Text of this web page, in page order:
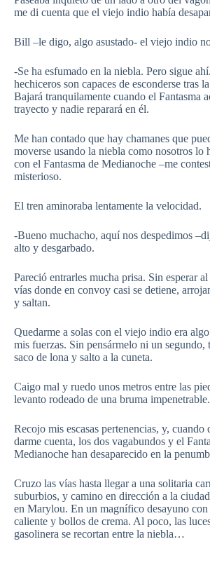
me di cuenta que el viejo indio había
Bill –le digo, algo asustado- el viejo indio
-Se ha esfumado en la niebla. Pero sigue
hechiceros son capaces de esconderse tras
Bajará tranquilamente cuando el Fantasma
trayecto y nadie reparará en él.
Me han contado que hay chamanes que
moverse usando la niebla como nosotros lo
con el Fantasma de Medianoche –me
misterioso.
El tren aminoraba lentamente la velocidad.
-Bueno muchacho, aquí nos despedimos
alto y desgarbado.
Pareció entrarles mucha prisa. Sin esperar
vías donde en convoy casi se detiene,
y saltan.
Quedarme a solas con el viejo indio era
mis fuerzas. Sin pensármelo ni un
saco de lona y salto a la cuneta.
Caigo mal y ruedo unos metros entre las
levanto rodeado de una bruma impenetrable.
Recojo mis escasas pertenencias, y, cuando
darme cuenta, los dos vagabundos y el
Medianoche han desaparecido en la
Cruzo las vías hasta llegar a una solitaria
suburbios, y camino en dirección a la
en Marylou. En un magnífico desayuno
caliente y bollos de crema. Al poco, las
gasolinera se recortan entre la niebla…